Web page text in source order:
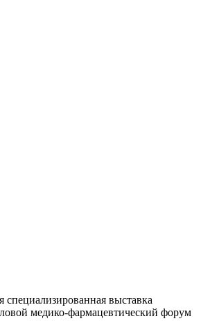
выставка
медико-фармацевтический форум